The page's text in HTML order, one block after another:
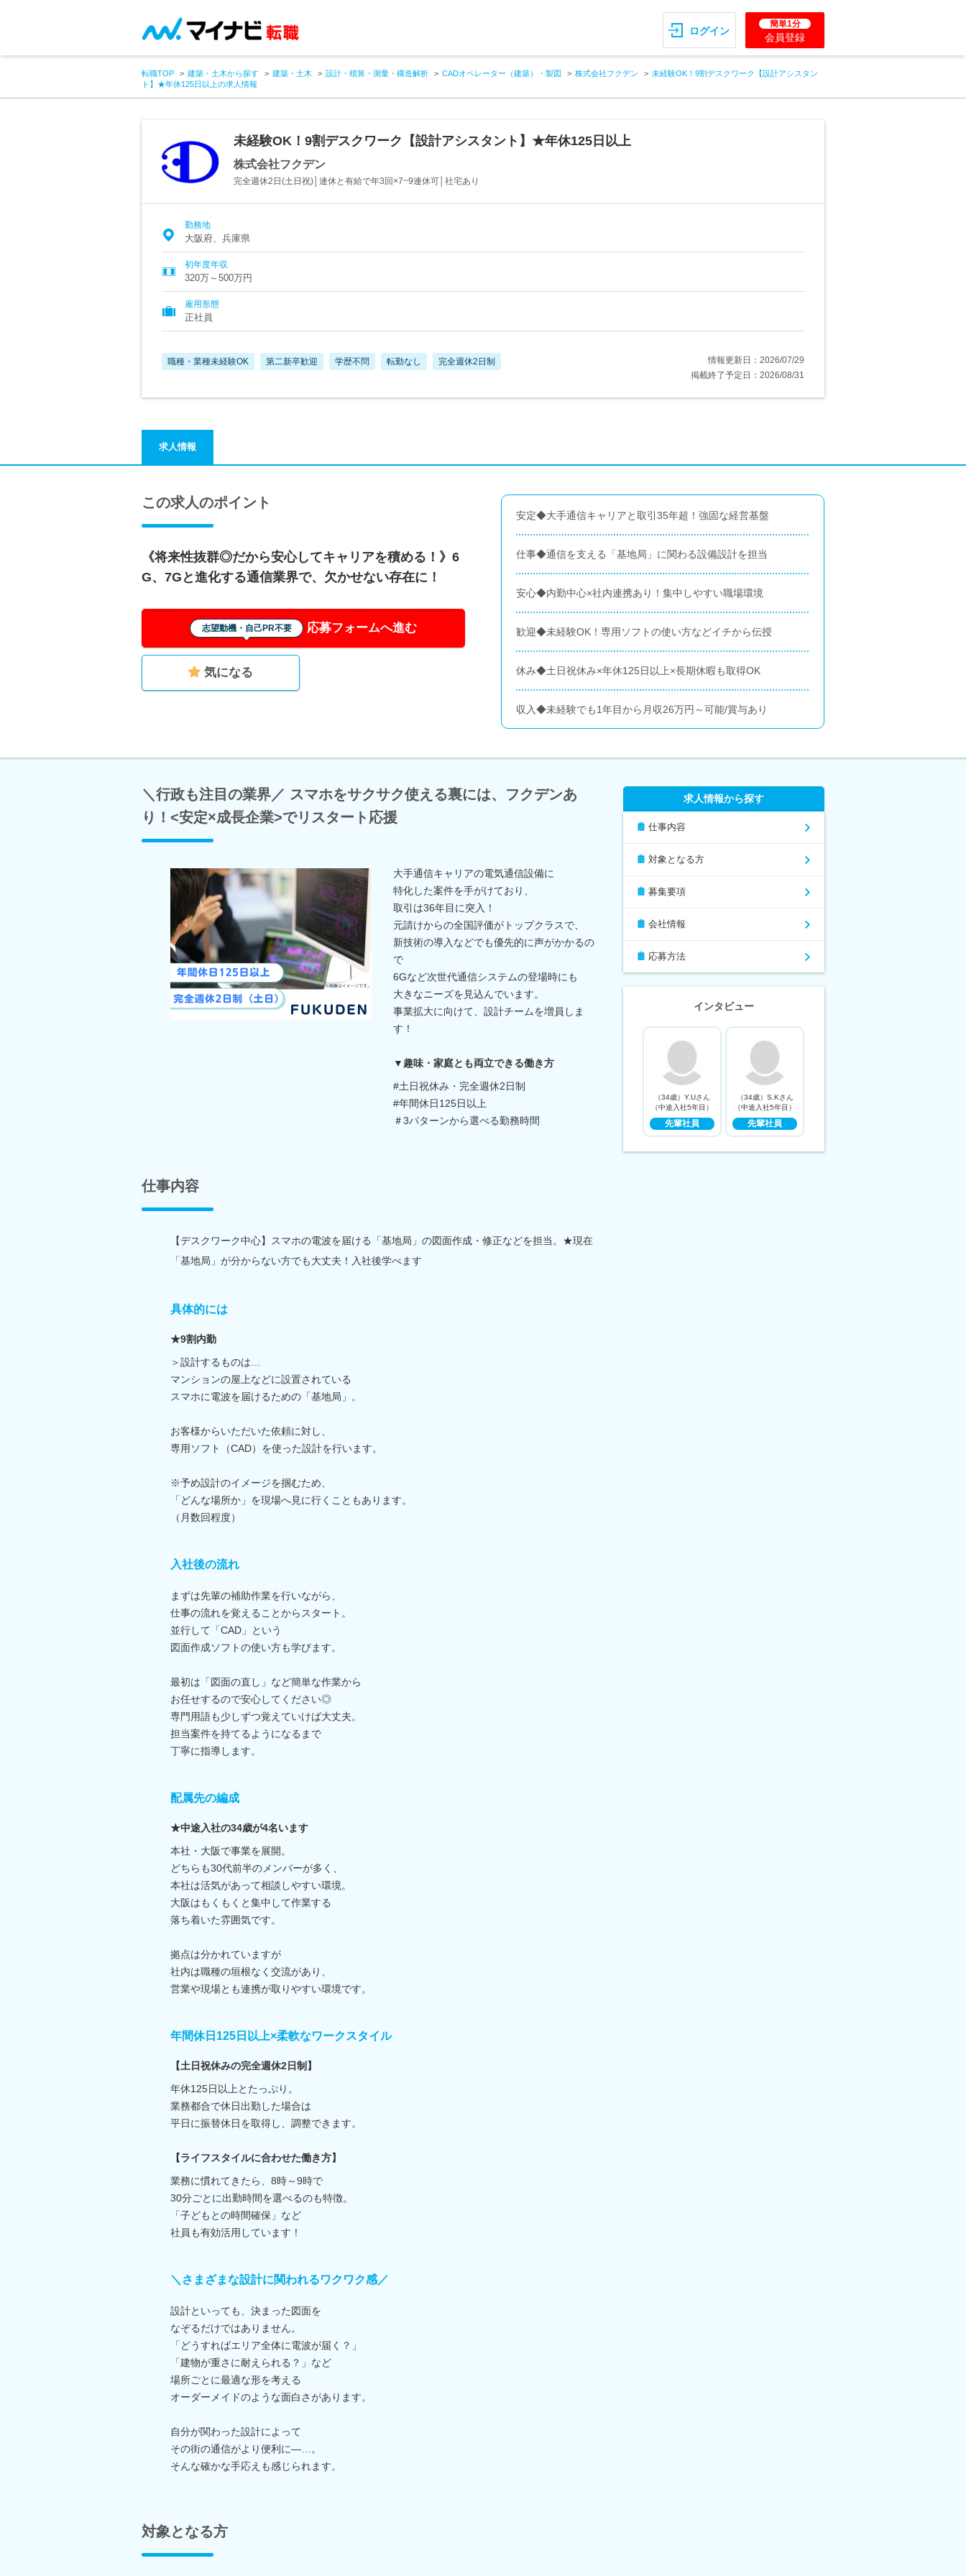
ログイン
簡単1分
会員登録
転職TOP 建築・土木から探す 建築・土木 設計・積算・測量・構造解析 CADオペレーター（建築）・製図 株式会社フクデン
未経験OK！9割デスクワーク【設計アシスタン
ト】★年休125日以上の求人情報
未経験OK！9割デスクワーク【設計アシスタント】★年休125日以上
株式会社フクデン
完全週休2日(土日祝)│連休と有給で年3回×7~9連休可│社宅あり
勤務地
大阪府、兵庫県
初年度年収
320万～500万円
雇用形態
正社員
職種・業種未経験OK 第二新卒歓迎 学歴不問 転勤なし 完全週休2日制
情報更新日：2026/07/29
掲載終了予定日：2026/08/31
求人情報
この求人のポイント
《将来性抜群◎だから安心してキャリアを積める！》6
G、7Gと進化する通信業界で、欠かせない存在に！
志望動機・自己PR不要 応募フォームへ進む
気になる
安定◆大手通信キャリアと取引35年超！強固な経営基盤
仕事◆通信を支える「基地局」に関わる設備設計を担当
安心◆内勤中心×社内連携あり！集中しやすい職場環境
歓迎◆未経験OK！専用ソフトの使い方などイチから伝授
休み◆土日祝休み×年休125日以上×長期休暇も取得OK
収入◆未経験でも1年目から月収26万円～可能/賞与あり
＼行政も注目の業界／ スマホをサクサク使える裏には、フクデンあ
り！<安定×成長企業>でリスタート応援
大手通信キャリアの電気通信設備に
特化した案件を手がけており、
取引は36年目に突入！
元請けからの全国評価がトップクラスで、
新技術の導入などでも優先的に声がかかるの
で
6Gなど次世代通信システムの登場時にも
大きなニーズを見込んでいます。
事業拡大に向けて、設計チームを増員しま
す！
▼趣味・家庭とも両立できる働き方
#土日祝休み・完全週休2日制
#年間休日125日以上
＃3パターンから選べる勤務時間
仕事内容
【デスクワーク中心】スマホの電波を届ける「基地局」の図面作成・修正などを担当。★現在
「基地局」が分からない方でも大丈夫！入社後学べます
具体的には
★9割内勤
＞設計するものは…
マンションの屋上などに設置されている
スマホに電波を届けるための「基地局」。
お客様からいただいた依頼に対し、
専用ソフト（CAD）を使った設計を行います。
※予め設計のイメージを掴むため、
「どんな場所か」を現場へ見に行くこともあります。
（月数回程度）
入社後の流れ
まずは先輩の補助作業を行いながら、
仕事の流れを覚えることからスタート。
並行して「CAD」という
図面作成ソフトの使い方も学びます。
最初は「図面の直し」など簡単な作業から
お任せするので安心してください◎
専門用語も少しずつ覚えていけば大丈夫。
担当案件を持てるようになるまで
丁寧に指導します。
配属先の編成
★中途入社の34歳が4名います
本社・大阪で事業を展開。
どちらも30代前半のメンバーが多く、
本社は活気があって相談しやすい環境。
大阪はもくもくと集中して作業する
落ち着いた雰囲気です。
拠点は分かれていますが
社内は職種の垣根なく交流があり、
営業や現場とも連携が取りやすい環境です。
年間休日125日以上×柔軟なワークスタイル
【土日祝休みの完全週休2日制】
年休125日以上とたっぷり。
業務都合で休日出勤した場合は
平日に振替休日を取得し、調整できます。
【ライフスタイルに合わせた働き方】
業務に慣れてきたら、8時～9時で
30分ごとに出勤時間を選べるのも特徴。
「子どもとの時間確保」など
社員も有効活用しています！
＼さまざまな設計に関われるワクワク感／
設計といっても、決まった図面を
なぞるだけではありません。
「どうすればエリア全体に電波が届く？」
「建物が重さに耐えられる？」など
場所ごとに最適な形を考える
オーダーメイドのような面白さがあります。
自分が関わった設計によって
その街の通信がより便利に―…。
そんな確かな手応えも感じられます。
対象となる方
求人情報から探す
仕事内容
対象となる方
募集要項
会社情報
応募方法
インタビュー
（34歳）Y.Uさん
（中途入社5年目）
先輩社員
（34歳）S.Kさん
（中途入社5年目）
先輩社員